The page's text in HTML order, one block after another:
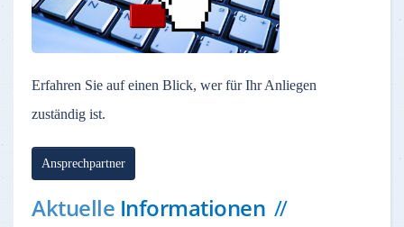
Erfahren Sie auf einen Blick, wer für Ihr Anliegen
zuständig ist.
Ansprechpartner
Aktuelle Informationen